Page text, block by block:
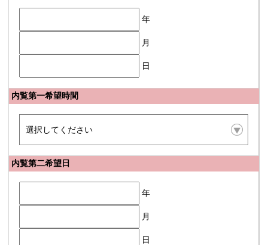
年
月
日
内覧第一希望時間
内覧第二希望日
年
月
日